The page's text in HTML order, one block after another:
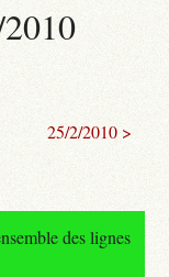
25/2/2010 >
des lignes